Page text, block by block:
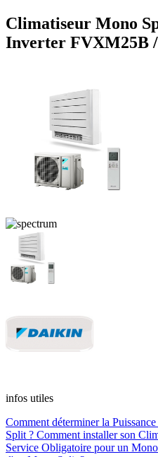
Climatiseur Mono
Inverter FVXM25B
infos utiles
Comment déterminer la
Split ? Comment installer son
Service Obligatoire pour un